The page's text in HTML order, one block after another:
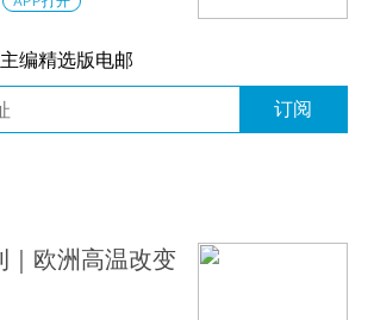
编精选版电邮
订阅
｜欧洲高温改变